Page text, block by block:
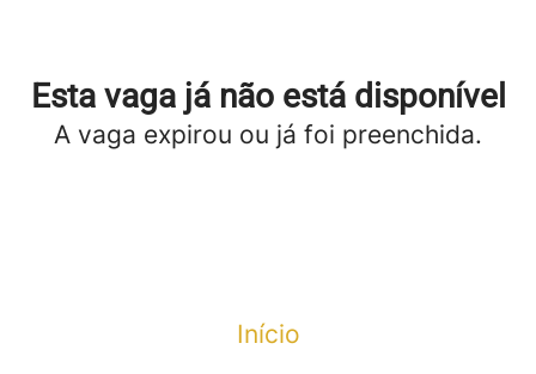
Esta vaga já não está disponível
A vaga expirou ou já foi preenchida.
Início